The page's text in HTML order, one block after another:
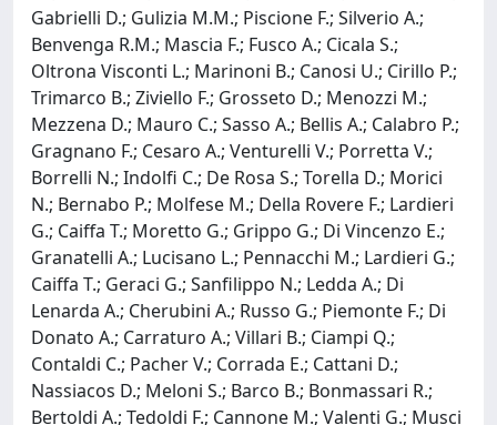
Gabrielli D.; Gulizia M.M.; Piscione F.; Silverio A.;
Benvenga R.M.; Mascia F.; Fusco A.; Cicala S.;
Oltrona Visconti L.; Marinoni B.; Canosi U.; Cirillo P.;
Trimarco B.; Ziviello F.; Grosseto D.; Menozzi M.;
Mezzena D.; Mauro C.; Sasso A.; Bellis A.; Calabro P.;
Gragnano F.; Cesaro A.; Venturelli V.; Porretta V.;
Borrelli N.; Indolfi C.; De Rosa S.; Torella D.; Morici
N.; Bernabo P.; Molfese M.; Della Rovere F.; Lardieri
G.; Caiffa T.; Moretto G.; Grippo G.; Di Vincenzo E.;
Granatelli A.; Lucisano L.; Pennacchi M.; Lardieri G.;
Caiffa T.; Geraci G.; Sanfilippo N.; Ledda A.; Di
Lenarda A.; Cherubini A.; Russo G.; Piemonte F.; Di
Donato A.; Carraturo A.; Villari B.; Ciampi Q.;
Contaldi C.; Pacher V.; Corrada E.; Cattani D.;
Nassiacos D.; Meloni S.; Barco B.; Bonmassari R.;
Bertoldi A.; Tedoldi F.; Cannone M.; Valenti G.; Musci